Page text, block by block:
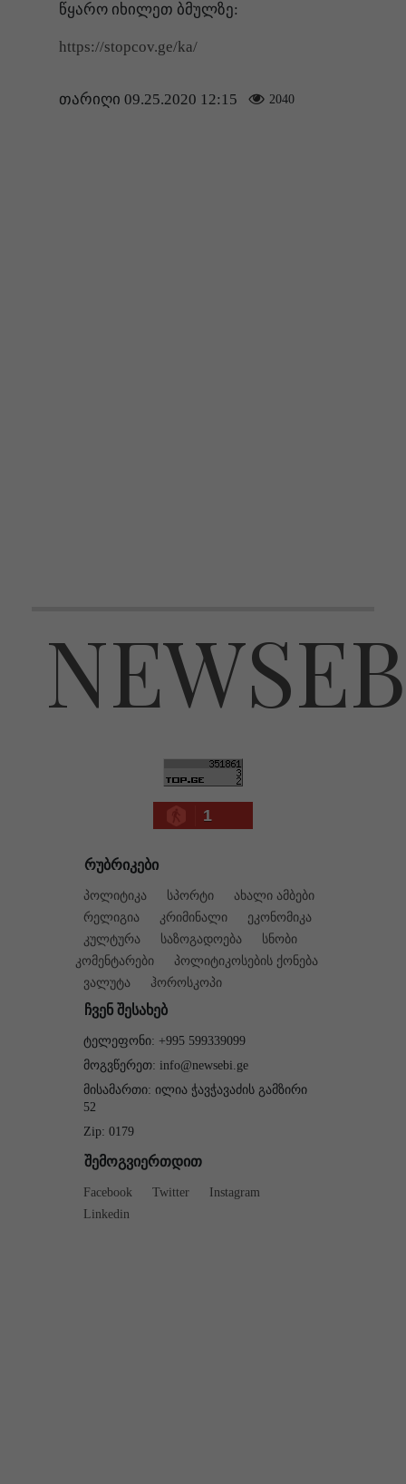
წყარო იხილეთ ბმულზე:
https://stopcov.ge/ka/
თარიღი 09.25.2020 12:15 2040
1
რუბრიკები
პოლიტიკა სპორტი
ახალი ამბები
რელიგია
კრიმინალი
ეკონომიკა
კულტურა
საზოგადოება
სნობი
კომენტარები
პოლიტიკოსების ქონება
ვალუტა
ჰოროსკოპი
ჩვენ შესახებ
ტელეფონი: +995 599339099
მოგვწერეთ: info@newsebi.ge
მისამართი: ილია ჭავჭავაძის გამზირი
52
Zip: 0179
შემოგვიერთდით
Facebook Twitter
Instagram
Linkedin